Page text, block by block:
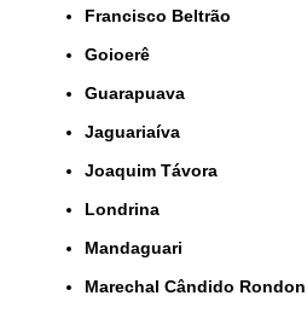
Francisco Beltrão
Goioerê
Guarapuava
Jaguariaíva
Joaquim Távora
Londrina
Mandaguari
Marechal Cândido Rondon